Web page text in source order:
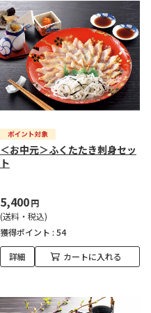
＜お中元＞ふくたたき刺身セッ
ト
5,400円
(送料・税込)
獲得ポイント : 54
詳細 カートに入れる